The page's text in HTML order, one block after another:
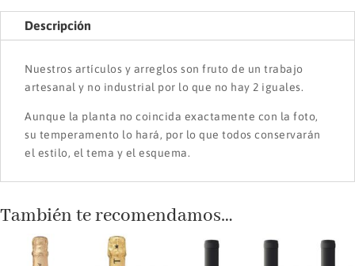
Descripción
Nuestros artículos y arreglos son fruto de un trabajo
artesanal y no industrial por lo que no hay 2 iguales.
Aunque la planta no coincida exactamente con la foto,
su temperamento lo hará, por lo que todos conservarán
el estilo, el tema y el esquema.
También te recomendamos…